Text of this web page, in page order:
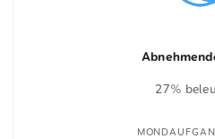
27%